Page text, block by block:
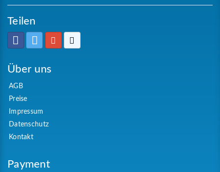
Teilen
Über uns
AGB
Preise
Impressum
Datenschutz
Kontakt
Payment